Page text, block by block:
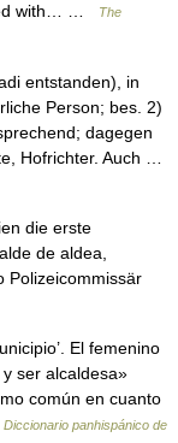
with… …
The
entstanden), in
Person; bes. 2)
dagegen
Hofrichter. Auch …
die erste
de aldea,
Polizeicommissär
El femenino
ser alcaldesa»
común en cuanto
Diccionario panhispánico de